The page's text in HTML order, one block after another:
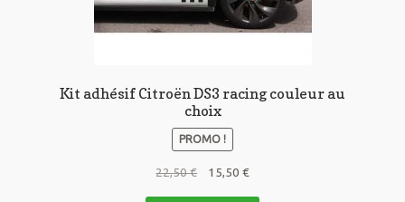
Kit adhésif Citroën DS3 racing couleur au
choix
PROMO !
22,50€
Le15,50 €Le